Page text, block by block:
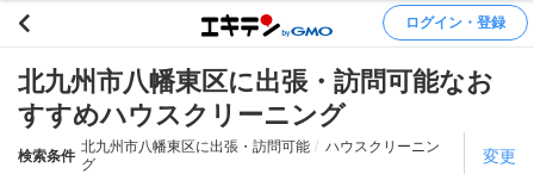
ログイン・登録
北九州市八幡東区に出張・訪問可能なお
すすめハウスクリーニング
検索条件
北九州市八幡東区に出張・訪問可能
ハウスクリーニン
グ
変更